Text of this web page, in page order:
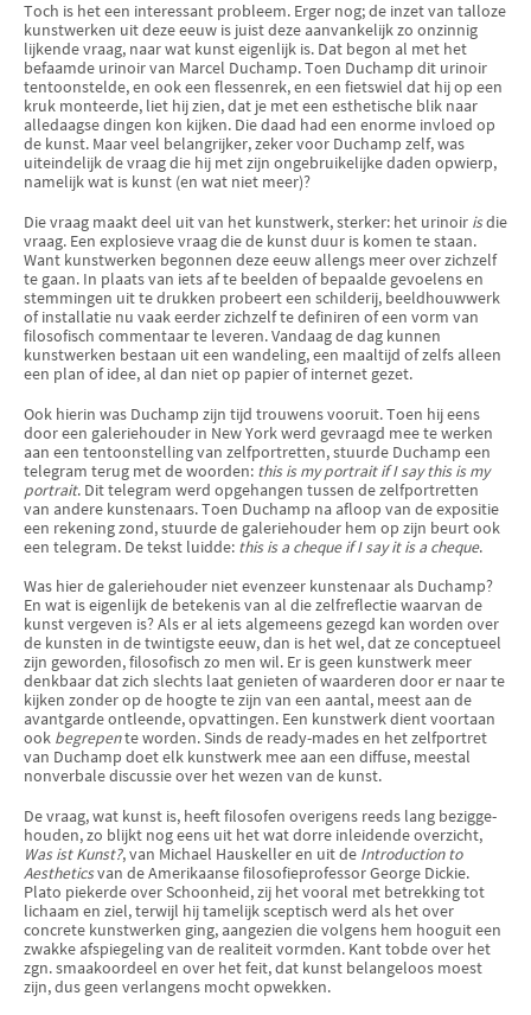
Toch is het een interessant probleem. Erger nog; de inzet van talloze
kunstwerken uit deze eeuw is juist deze aan­vankelijk zo onzinnig
lijkende vraag, naar wat kunst eigenlijk is. Dat begon al met het
befaamde urinoir van Marcel Duchamp. Toen Duchamp dit urinoir
tentoonstelde, en ook een flessenrek, en een fietswiel dat hij op een
kruk monteerde, liet hij zien, dat je met een esthetische blik naar
alledaagse dingen kon kijken. Die daad had een enorme invloed op
de kunst. Maar veel belangrijker, zeker voor Duchamp zelf, was
uiteindelijk de vraag die hij met zijn ongebruikelijke daden opwierp,
namelijk wat is kunst (en wat niet meer)?
Die vraag maakt deel uit van het kunstwerk, sterker: het urinoir isdie
vraag. Een explosieve vraag die de kunst duur is komen te staan.
Want kunstwer­ken begonnen deze eeuw allengs meer over zichzelf
te gaan. In plaats van iets af te beelden of bepaalde gevoelens en
stemmingen uit te drukken probeert een schilderij, beeldhouwwerk
of installatie nu vaak eerder zichzelf te defini­ren of een vorm van
filosofisch commentaar te leveren. Vandaag de dag kunnen
kunstwerken bestaan uit een wandeling, een maaltijd of zelfs alleen
een plan of idee, al dan niet op papier of internet gezet.
Ook hierin was Duchamp zijn tijd trouwens vooruit. Toen hij eens
door een galerie­houder in New York werd gevraagd mee te werken
aan een ten­toonstel­ling van zelfpor­tretten, stuurde Duchamp een
tele­gram terug met de woorden: this is my portrait if I say this is my
portrait. Dit telegram werd opgehan­gen tussen de zelfportretten
van andere kunste­naars. Toen Duchamp na afloop van de expositie
een rekening zond, stuurde de galerie­houder hem op zijn beurt ook
een telegram. De tekst luidde: this is a cheque if I say it is a cheque.
Was hier de galeriehouder niet evenzeer kunste­naar als Duchamp?
En wat is eigenlijk de betekenis van al die zelfreflectie waarvan de
kunst vergeven is? Als er al iets algemeens gezegd kan worden over
de kunsten in de twintig­ste eeuw, dan is het wel, dat ze conceptueel
zijn geworden, filosofisch zo men wil. Er is geen kunstwerk meer
denkbaar dat zich slechts laat genieten of waarderen door er naar te
kijken zonder op de hoogte te zijn van een aantal, meest aan de
avantgarde ontleende, opvattingen. Een kunstwerk dient voortaan
ook begrepente worden. Sinds de ready-mades en het zelfportret
van Duchamp doet elk kunstwerk mee aan een diffuse, meestal
nonverba­le discussie over het wezen van de kunst.
De vraag, wat kunst is, heeft filosofen overigens reeds lang bezigge­
hou­den, zo blijkt nog eens uit het wat dorre inleidende overzicht,
Was ist Kunst?, van Michael Hauskeller en uit de Introduction to
Aestheticsvan de Amerikaanse filosofieprofessor George Dickie.
Plato piekerde over Schoonheid, zij het vooral met betrekking tot
lichaam en ziel, terwijl hij tamelijk scep­tisch werd als het over
concrete kunstwerken ging, aangezien die volgens hem hooguit een
zwakke afspiegeling van de realiteit vormden. Kant tobde over het
zgn. smaakoordeel en over het feit, dat kunst belangeloos moest
zijn, dus geen verlangens mocht opwekken.